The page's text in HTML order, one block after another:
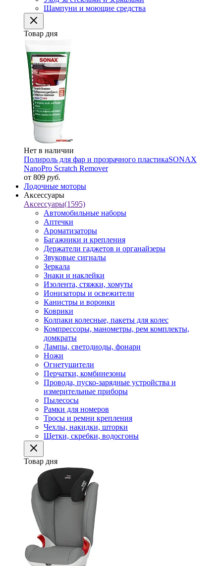
Шампуни и моющие средства
Товар дня
Нет в наличии
Полироль для фар и прозрачного пластикаSONAX
NanoPro Scratch Remover
от 809 руб.
Лодочные моторы
Аксессуары
Аксессуары(1595)
Автомобильные наборы
Аптечки
Ароматизаторы
Багажники и крепления
Держатели гаджетов и органайзеры
Звуковые сигналы
Зеркала
Знаки и наклейки
Изолента, стяжки, хомуты
Ионизаторы и освежители
Канистры и воронки
Коврики
Колпаки колесные, пакеты для колес
Компрессоры, манометры, рем комплекты,
домкраты
Лампы, светодиоды, фонари
Ножи
Огнетушители
Перчатки, комбинезоны
Провода, пуско-зарядные устройства и
измерительные приборы
Пылесосы
Рамки для номеров
Тросы и ремни крепления
Чехлы, накидки, шторки
Щетки, скребки, водосгоны
Товар дня